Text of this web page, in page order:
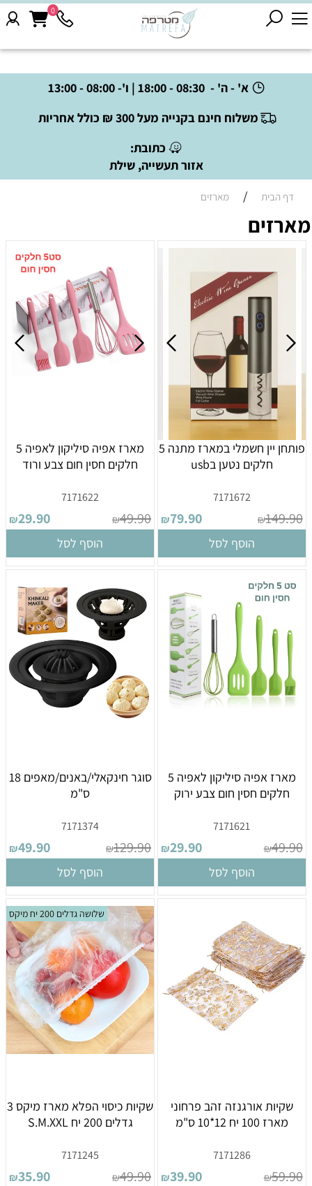
א' - ה' - 08:30 - 18:00 | ו'- 08:00 - 13:00
משלוח חינם בקנייה מעל 300 ₪ כולל אחריות
כתובת:
אזור תעשייה, שילת
0
דף הבית / מארזים
מארזים
פותחן יין חשמלי במארז מתנה 5
חלקים נטען בusb
7171672
₪149.90
₪79.90
הוסף לסל
מארז אפיה סיליקון לאפיה 5
חלקים חסין חום צבע ורוד
7171622
₪49.90
₪29.90
הוסף לסל
מארז אפיה סיליקון לאפיה 5
חלקים חסין חום צבע ירוק
7171621
₪49.90
₪29.90
הוסף לסל
סוגר חינקאלי/באנים/מאפים 18
ס"מ
7171374
₪129.90
₪49.90
הוסף לסל
שקיות אורגנזה זהב פרחוני
מארז 100 יח 12*10 ס"מ
7171286
₪59.90
₪39.90
שלושה גדלים 200 יח מיקס
שקיות כיסוי הפלא מארז מיקס 3
גדלים 200 יח S.M.XXL
7171245
₪49.90
₪35.90